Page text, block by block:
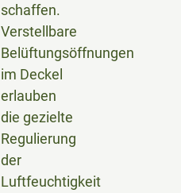
schaffen.
Verstellbare
Belüftungsöffnungen
im Deckel
erlauben
die gezielte
Regulierung
der
Luftfeuchtigkeit